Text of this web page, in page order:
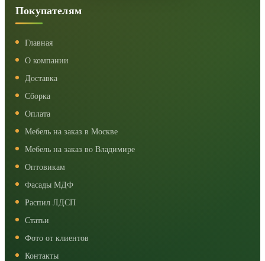
Покупателям
Главная
О компании
Доставка
Сборка
Оплата
Мебель на заказ в Москве
Мебель на заказ во Владимире
Оптовикам
Фасады МДФ
Распил ЛДСП
Статьи
Фото от клиентов
Контакты